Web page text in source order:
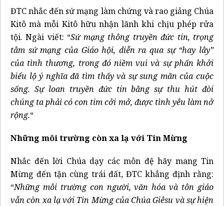
ĐTC nhắc đến sứ mạng làm chứng và rao giảng Chúa
Kitô mà mỗi Kitô hữu nhận lãnh khi chịu phép rửa
tội. Ngài viết: “Sứ mạng thông truyền đức tin, trọng
tâm sứ mạng của Giáo hội, diễn ra qua sự “hay lây”
của tình thương, trong đó niềm vui và sự phấn khởi
biểu lộ ý nghĩa đã tìm thấy và sự sung mãn của cuộc
sống. Sự loan truyền đức tin bằng sự thu hút đòi
chúng ta phải có con tim cởi mở, được tình yêu làm nở
rộng.“
Những môi trường còn xa lạ với Tin Mừng
Nhắc đến lời Chúa dạy các môn đệ hãy mang Tin
Mừng đến tận cùng trái đất, ĐTC khẳng định rằng:
“Những môi trường con người, văn hóa và tôn giáo
vẫn còn xa lạ với Tin Mừng của Chúa Giêsu và sự hiện